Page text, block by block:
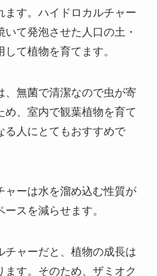
ます。ハイドロカルチャー
て発泡させた人口の土・
て植物を育てます。
、無菌で清潔なので虫が寄
、 室内で観葉植物を育て
る人にとてもおすすめで
ャーは水を溜め込む性質が
スを減らせます。
チャーだと、植物の成長は
ます。そのため、ザミオク